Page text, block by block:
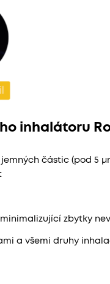
inhalátoru
jemných částic (pod 5
zbytky
a všemi druhy